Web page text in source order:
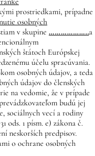
prostriedkami, prípadne
osobných
v skupine ………………..a
štátoch Európskej
účelu spracúvania.
osobných údajov, a teda
údajov do členských
na vedomie, že v prípade
budú jej
sociálnych vecí a rodiny
ods. 1 písm. e) zákona č.
neskorších predpisov.
o ochrane osobných